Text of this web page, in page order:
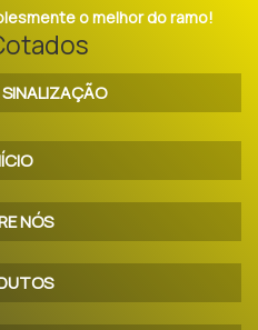
o melhor do ramo!
NÓS